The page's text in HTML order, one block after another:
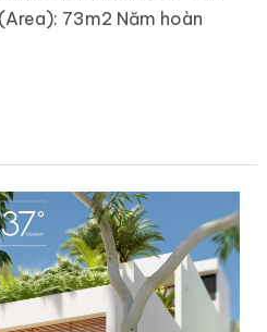
73m2 Năm hoàn